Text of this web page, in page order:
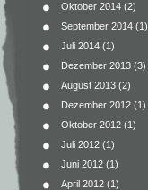
Oktober 2014 (2)
September 2014 (1)
Juli 2014 (1)
Dezember 2013 (3)
August 2013 (2)
Dezember 2012 (1)
Oktober 2012 (1)
Juli 2012 (1)
Juni 2012 (1)
April 2012 (1)